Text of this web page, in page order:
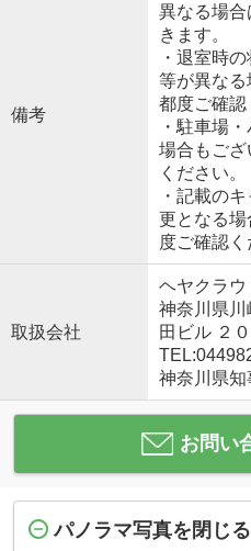
備考
異なる場
きます。
・退室時
等が異な
都度ご確認
・駐車場
場合もご
ください。
・記載の
更となる
度ご確認く
取扱会社
ヘヤクラウ
神奈川県
田ビル ２０
神奈川県知
お問い
パノラマ写真を閉じる